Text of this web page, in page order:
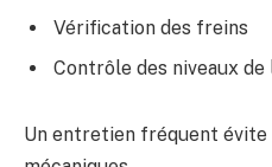
Vérification des freins
Contrôle des niveaux de
Un entretien fréquent évite